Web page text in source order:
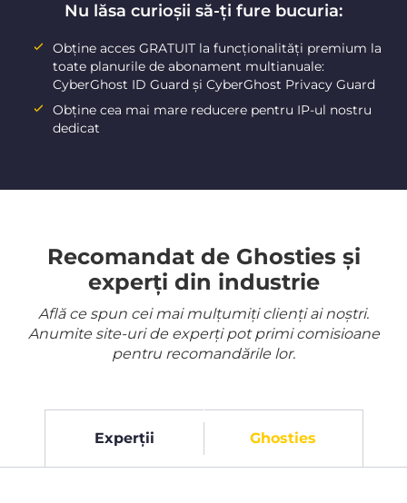
Nu lăsa curioșii să-ți fure bucuria:
Obține acces GRATUIT la funcționalități premium la
toate planurile de abonament multianuale:
CyberGhost ID Guard și CyberGhost Privacy Guard
Obține cea mai mare reducere pentru IP-ul nostru
dedicat
Recomandat de Ghosties și
experți din industrie
Află ce spun cei mai mulțumiți clienți ai noștri.
Anumite site-uri de experți pot primi comisioane
pentru recomandările lor.
Experții Ghosties